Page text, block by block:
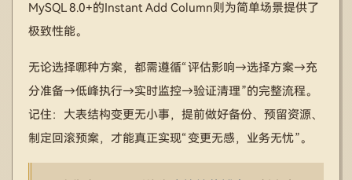
MySQL 8.0+的Instant Add Column则为简单场景提供了
极致性能。
无论选择哪种方案，都需遵循“评估影响→选择方案→充
分准备→低峰执行→实时监控→验证清理”的完整流程。
记住：大表结构变更无小事，提前做好备份、预留资源、
制定回滚预案，才能真正实现“变更无感，业务无忧”。